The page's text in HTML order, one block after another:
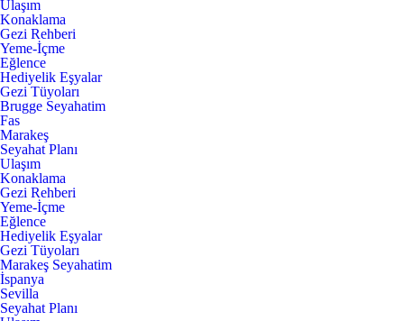
Ulaşım
Konaklama
Gezi Rehberi
Yeme-İçme
Eğlence
Hediyelik Eşyalar
Gezi Tüyoları
Brugge Seyahatim
Fas
Marakeş
Seyahat Planı
Ulaşım
Konaklama
Gezi Rehberi
Yeme-İçme
Eğlence
Hediyelik Eşyalar
Gezi Tüyoları
Marakeş Seyahatim
İspanya
Sevilla
Seyahat Planı